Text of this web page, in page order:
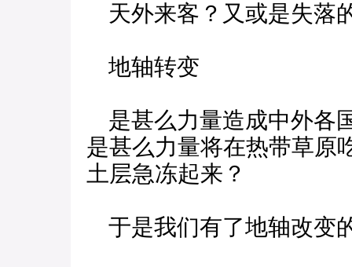
天外来客？又或是失落
地轴转变
是甚么力量造成中外各
是甚么力量将在热带草原
土层急冻起来？
于是我们有了地轴改变